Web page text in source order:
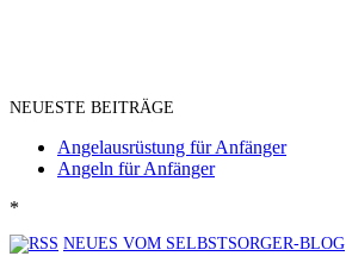
NEUESTE BEITRÄGE
Angelausrüstung für Anfänger
Angeln für Anfänger
*
NEUES VOM SELBSTSORGER-BLOG